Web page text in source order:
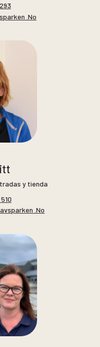
.No
y tienda
.No